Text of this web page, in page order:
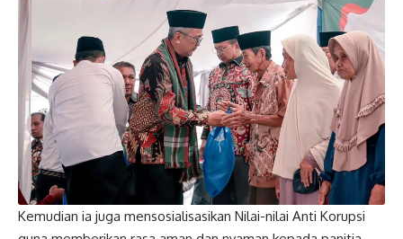
Kemudian ia juga mensosialisasikan Nilai-nilai Anti Korupsi